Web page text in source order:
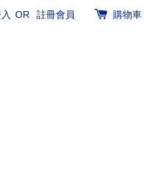
OR 註冊會員 購物車